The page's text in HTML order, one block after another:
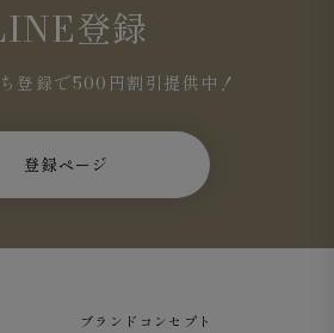
登録
登録で500円割引提供中！
登録ページ
ブランドコンセプト